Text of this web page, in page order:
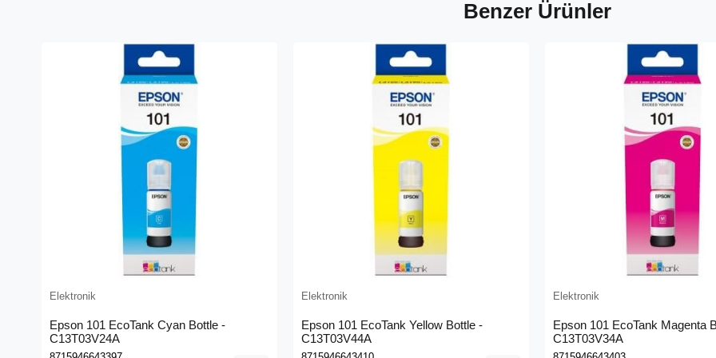
Benzer Ürünler
Elektronik
Epson 101 EcoTank Cyan Bottle -
C13T03V24A
Elektronik
Epson 101 EcoTank Yellow Bottle -
C13T03V44A
Elektronik
Epson 101 EcoTank Magenta
C13T03V34A